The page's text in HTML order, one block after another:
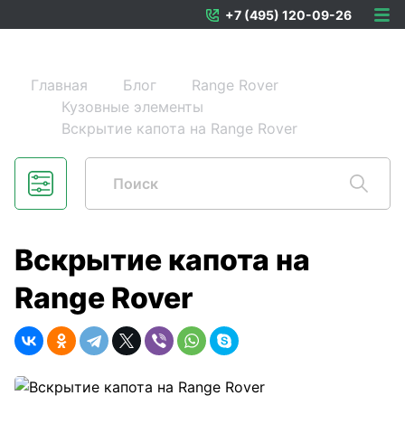
+7 (495) 120-09-26
Главная Блог
Range Rover
Кузовные элементы
Вскрытие капота на Range Rover